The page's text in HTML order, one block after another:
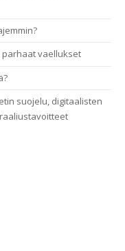
parhaat vaellukset
suojelu, digitaalisten